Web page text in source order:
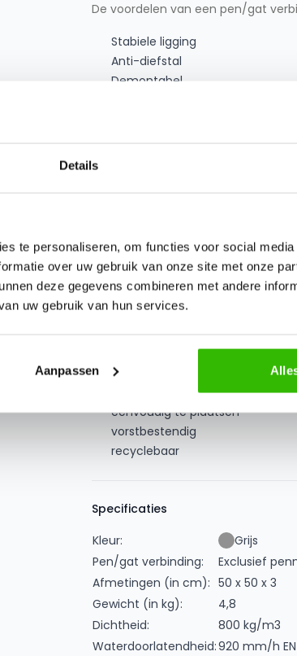
Details
te personaliseren, om functies voor social
over uw gebruik van onze site met onze
deze gegevens combineren met andere
uw gebruik van hun services.
Aanpassen
De voordelen van een pen/gat
Stabiele ligging
Anti-diefstal
Demontabel
Naast de toepassing op
De looppaden zijn er om de
dat installaties goed bereikbaar
huis (van erkers, garages,
bijvoorbeeld een trap op te
Voordelen
licht van gewicht
geluiddempend
valbrekend
beschermt de huidige
eenvoudig te plaatsen
vorstbestendig
recyclebaar
Specificaties
Kleur:
Grijs
Pen/gat verbinding:
Exclusief
Afmetingen (in cm): 50 x 50 x 3
Gewicht (in kg):
4,8
Dichtheid:
800 kg/m3
Waterdoorlatendheid:920 mm/h EN